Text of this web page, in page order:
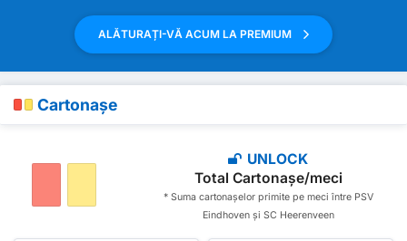
ALĂTURAȚI-VĂ ACUM LA PREMIUM
Cartonașe
UNLOCK
Total Cartonașe/meci
* Suma cartonașelor primite pe meci între PSV
Eindhoven și SC Heerenveen